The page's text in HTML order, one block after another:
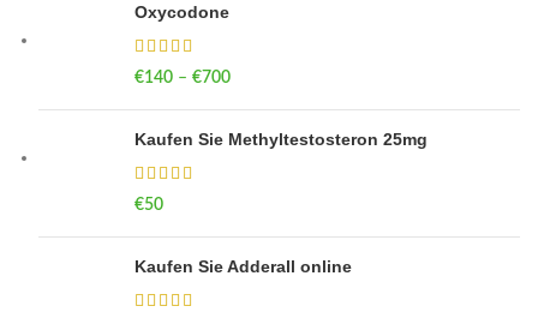
Oxycodone
€140 – €700
Kaufen Sie Methyltestosteron 25mg
€50
Kaufen Sie Adderall online